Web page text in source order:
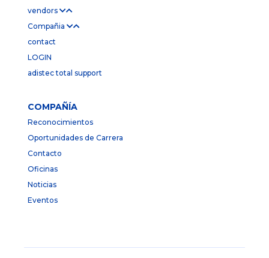
vendors
Compañia
contact
LOGIN
adistec total support
COMPAÑÍA
Reconocimientos
Oportunidades de Carrera
Contacto
Oficinas
Noticias
Eventos